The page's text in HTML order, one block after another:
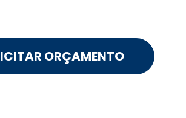
ORÇAMENTO